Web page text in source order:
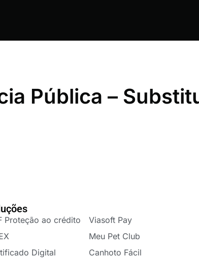
Pública –
Proteção ao crédito
Digital
Viasoft Pay
Meu Pet Club
Canhoto Fácil